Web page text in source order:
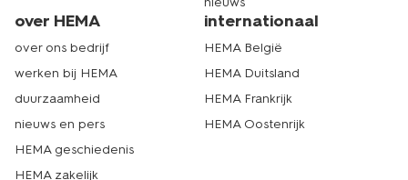
over HEMA
over ons bedrijf
werken bij HEMA
duurzaamheid
nieuws en pers
HEMA geschiedenis
HEMA zakelijk
internationaal
HEMA België
HEMA Duitsland
HEMA Frankrijk
HEMA Oostenrijk